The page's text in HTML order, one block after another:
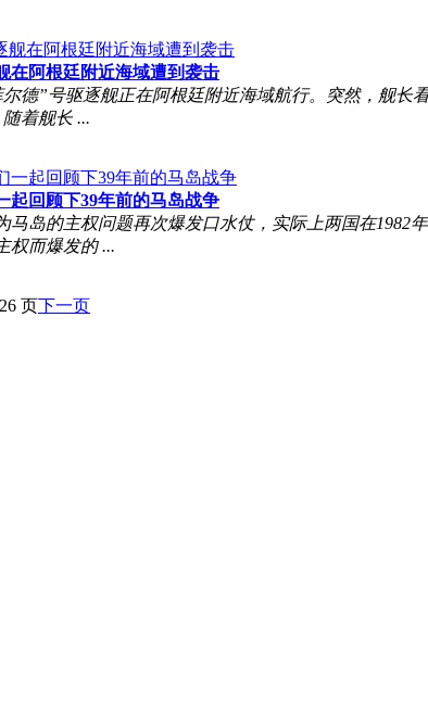
在阿根廷附近海域遭到袭击
”号驱逐舰正在阿根廷附近海域航行。突然，舰长
着舰长 ...
起回顾下39年前的马岛战争
岛的主权问题再次爆发口水仗，实际上两国在
权而爆发的 ...
页下一页